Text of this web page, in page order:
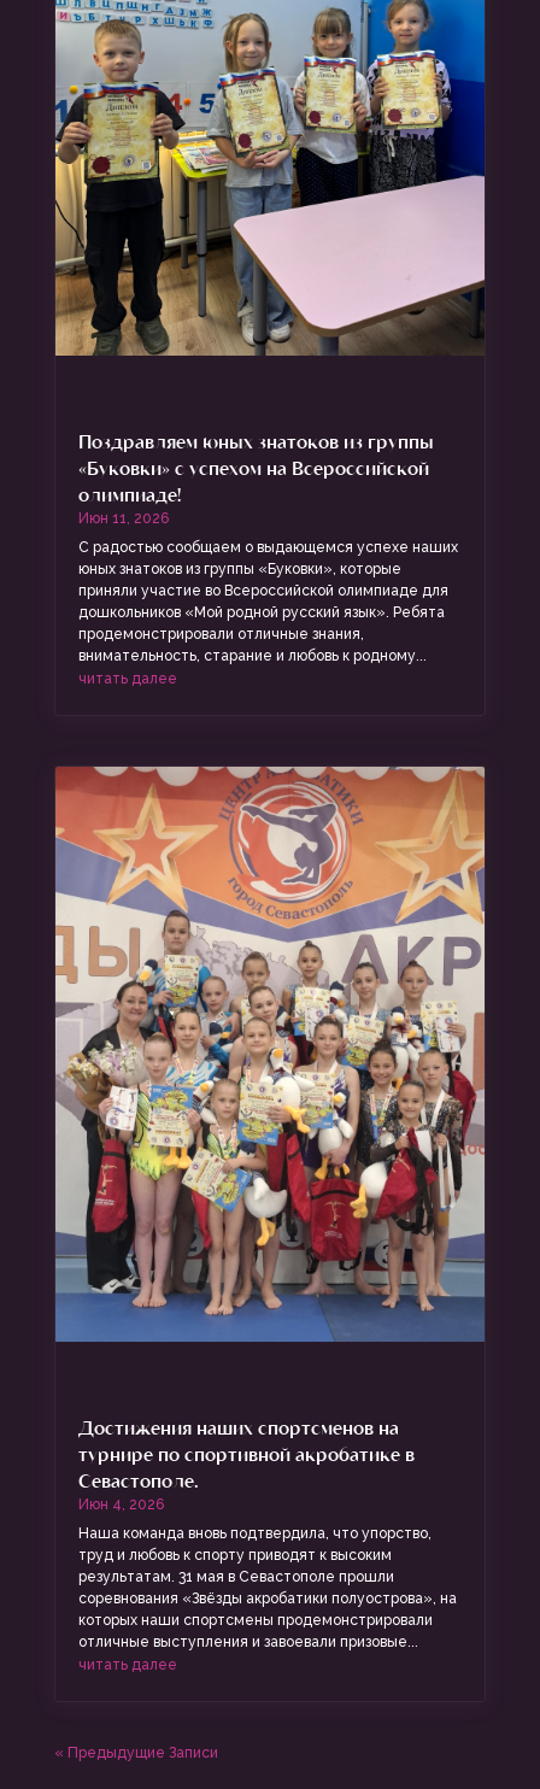
Поздравляем юных знатоков из группы
«Буковки» с успехом на Всероссийской
олимпиаде!
Июн 11, 2026
С радостью сообщаем о выдающемся успехе наших
юных знатоков из группы «Буковки», которые
приняли участие во Всероссийской олимпиаде для
дошкольников «Мой родной русский язык». Ребята
продемонстрировали отличные знания,
внимательность, старание и любовь к родному...
читать далее
Достижения наших спортсменов на
турнире по спортивной акробатике в
Севастополе.
Июн 4, 2026
Наша команда вновь подтвердила, что упорство,
труд и любовь к спорту приводят к высоким
результатам. 31 мая в Севастополе прошли
соревнования «Звёзды акробатики полуострова», на
которых наши спортсмены продемонстрировали
отличные выступления и завоевали призовые...
читать далее
« Предыдущие Записи